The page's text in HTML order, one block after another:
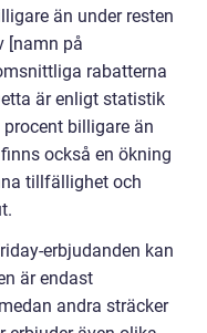
än under resten
[namn på
rabatterna
är enligt statistik
billigare än
också en ökning
tillfällighet och
erbjudanden kan
är endast
andra sträcker